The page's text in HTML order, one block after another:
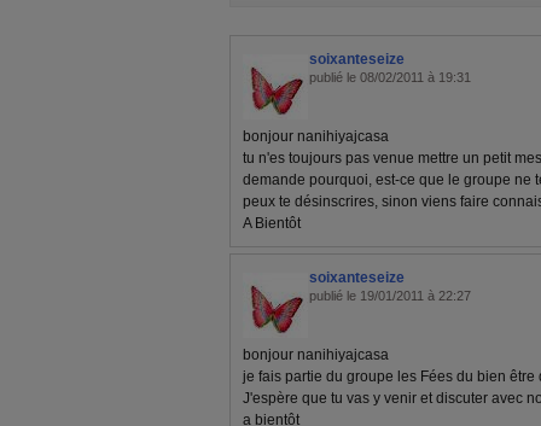
soixanteseize
publié le 08/02/2011 à 19:31
bonjour nanihiyajcasa
tu n'es toujours pas venue mettre un petit
demande pourquoi, est-ce que le groupe ne
peux te désinscrires, sinon viens faire
A Bientôt
soixanteseize
publié le 19/01/2011 à 22:27
bonjour nanihiyajcasa
je fais partie du groupe les Fées du bien
J'espère que tu vas y venir et discuter avec
a bientôt